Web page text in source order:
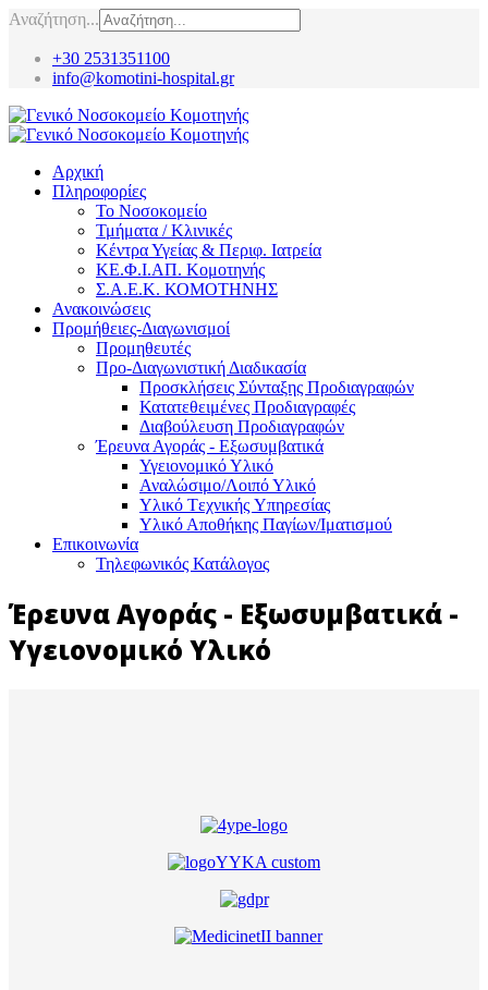
Αναζήτηση...
+30 2531351100
info@komotini-hospital.gr
Αρχική
Πληροφορίες
Το Νοσοκομείο
Τμήματα / Κλινικές
Κέντρα Υγείας & Περιφ. Ιατρεία
ΚΕ.Φ.Ι.ΑΠ. Κομοτηνής
Σ.Α.Ε.Κ. ΚΟΜΟΤΗΝΗΣ
Ανακοινώσεις
Προμήθειες-Διαγωνισμοί
Προμηθευτές
Προ-Διαγωνιστική Διαδικασία
Προσκλήσεις Σύνταξης Προδιαγραφών
Κατατεθειμένες Προδιαγραφές
Διαβούλευση Προδιαγραφών
Έρευνα Αγοράς - Εξωσυμβατικά
Υγειονομικό Υλικό
Αναλώσιμο/Λοιπό Υλικό
Υλικό Tεχνικής Yπηρεσίας
Υλικό Αποθήκης Παγίων/Ιματισμού
Επικοινωνία
Τηλεφωνικός Κατάλογος
Έρευνα Αγοράς - Εξωσυμβατικά -
Υγειονομικό Υλικό